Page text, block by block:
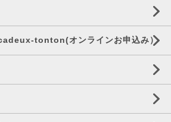
tonton(オンラインお申込み）